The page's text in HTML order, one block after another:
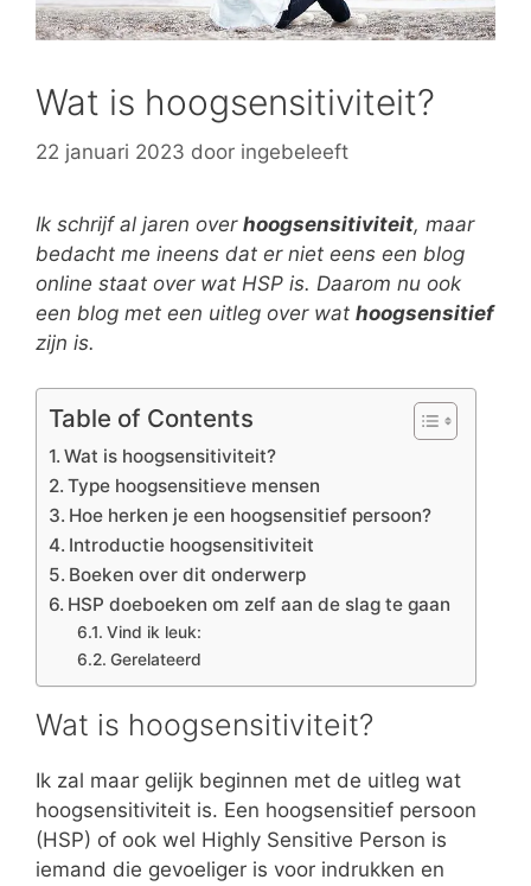
Wat is hoogsensitiviteit?
22 januari 2023 door ingebeleeft
Ik schrijf al jaren over hoogsensitiviteit, maar
bedacht me ineens dat er niet eens een blog
online staat over wat HSP is. Daarom nu ook
een blog met een uitleg over wat hoogsensitief
zijn is.
Table of Contents
Wat is hoogsensitiviteit?
Type hoogsensitieve mensen
Hoe herken je een hoogsensitief persoon?
Introductie hoogsensitiviteit
Boeken over dit onderwerp
HSP doeboeken om zelf aan de slag te gaan
Vind ik leuk:
Gerelateerd
Wat is hoogsensitiviteit?
Ik zal maar gelijk beginnen met de uitleg wat
hoogsensitiviteit is. Een hoogsensitief persoon
(HSP) of ook wel Highly Sensitive Person is
iemand die gevoeliger is voor indrukken en